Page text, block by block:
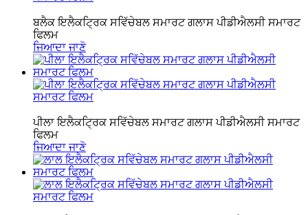
ਬਲੈਕ ਇਲੈਕਟ੍ਰਿਕ ਸਵਿੱਚੇਬਲ ਸਮਾਰਟ ਗਲਾਸ ਪੀਡੀਐਲਸੀ ਸਮਾਰਟ
ਫਿਲਮ
ਜਿਆਦਾ ਜਾਣੋ
ਪੀਲਾ ਇਲੈਕਟ੍ਰਿਕ ਸਵਿੱਚੇਬਲ ਸਮਾਰਟ ਗਲਾਸ ਪੀਡੀਐਲਸੀ ਸਮਾਰਟ
ਫਿਲਮ
ਜਿਆਦਾ ਜਾਣੋ